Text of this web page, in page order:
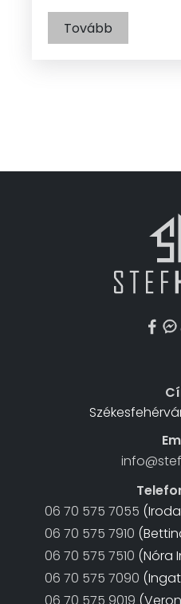
Tovább
06 70 575 7055
06 70 575 7910
06 70 575 7510 (Nóra
06 70 575 7090